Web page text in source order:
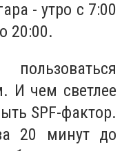
- утро с 7:00
20:00.
И чем светлее
SPF-фактор.
20 минут до